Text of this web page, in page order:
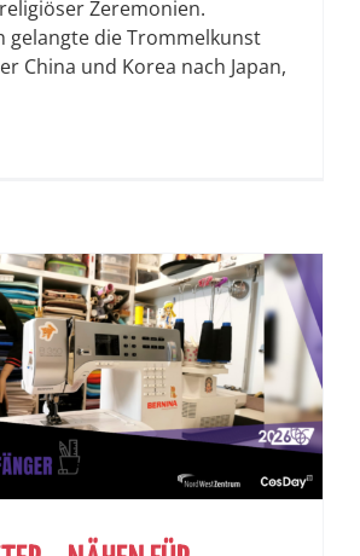
Zeremonien.
gelangte die Trommelkunst
China und Korea nach Japan,